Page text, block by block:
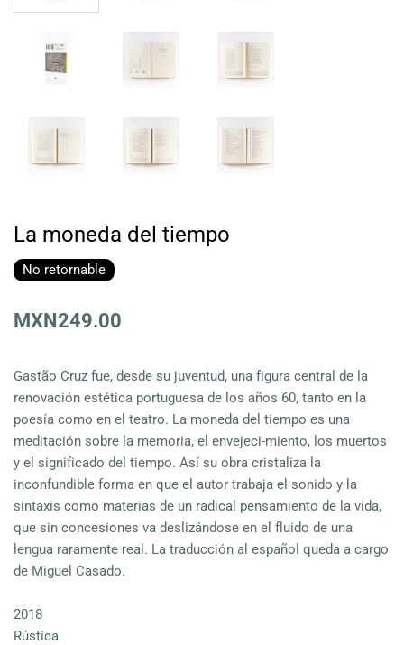
La moneda del tiempo
No retornable
MXN249.00
Gastão Cruz fue, desde su juventud, una figura central de la
renovación estética portuguesa de los años 60, tanto en la
poesía como en el teatro. La moneda del tiempo es una
meditación sobre la memoria, el envejeci-miento, los muertos
y el significado del tiempo. Así su obra cristaliza la
inconfundible forma en que el autor trabaja el sonido y la
sintaxis como materias de un radical pensamiento de la vida,
que sin concesiones va deslizándose en el fluido de una
lengua raramente real. La traducción al español queda a cargo
de Miguel Casado.
2018
Rústica